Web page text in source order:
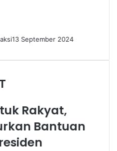
13 September 2024
Rakyat,
Bantuan